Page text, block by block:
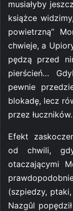
musiałyby
książce
powietrzną”
chwieje, a
pędzą przed
pierścień…
pewnie
blokadę, lecz
przez łuczników.
Efekt
od chwili,
otaczającymi
(szpiedzy,
Nazgûl